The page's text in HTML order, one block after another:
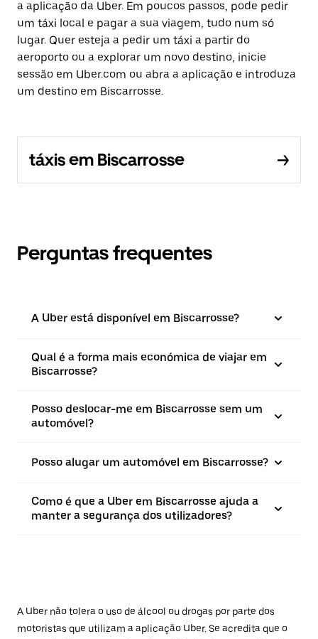
a aplicação da Uber. Em poucos passos, pode pedir
um táxi local e pagar a sua viagem, tudo num só
lugar. Quer esteja a pedir um táxi a partir do
aeroporto ou a explorar um novo destino, inicie
sessão em Uber.com ou abra a aplicação e introduza
um destino em Biscarrosse.
táxis em Biscarrosse
Perguntas frequentes
A Uber está disponível em Biscarrosse?
Qual é a forma mais económica de viajar em
Biscarrosse?
Posso deslocar-me em Biscarrosse sem um
automóvel?
Posso alugar um automóvel em Biscarrosse?
Como é que a Uber em Biscarrosse ajuda a
manter a segurança dos utilizadores?
A Uber não tolera o uso de álcool ou drogas por parte dos
motoristas que utilizam a aplicação Uber. Se acredita que o